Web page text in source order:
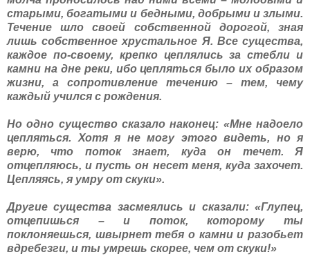
старыми, богатыми и бедными, добрыми и злыми.
Течение шло своей собственной дорогой, зная
лишь собственное хрустальное Я. Все существа,
каждое по-своему, крепко цеплялись за стебли и
камни на дне реки, ибо цепляться было их образом
жизни, а сопротивление течению – тем, чему
каждый учился с рождения.
Но одно существо сказало наконец: «Мне надоело
цепляться. Хотя я не могу этого видеть, но я
верю, что поток знает, куда он течет. Я
отцепляюсь, и пусть он несет меня, куда захочет.
Цепляясь, я умру от скуки».
Другие существа засмеялись и сказали: «Глупец,
отцепишься – и поток, которому ты
поклоняешься, швырнет тебя о камни и разобьет
вдребезги, и ты умрешь скорее, чем от скуки!»